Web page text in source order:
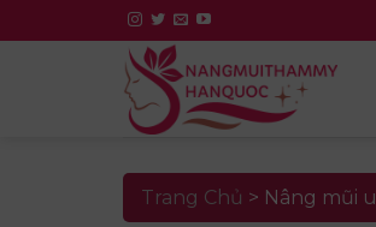
to
Trang Chủ > Nâng mũi